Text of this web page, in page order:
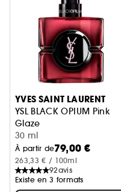
Ignorer le carrousel
YVES SAINT LAURENT
YSL BLACK OPIUM Pink
Glaze
Eau de Parfum femme
30 ml
À partir de79,00 €
263,33 € / 100ml
92avis
Existe en 3 formats